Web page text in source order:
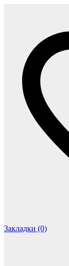
Закладки (0)